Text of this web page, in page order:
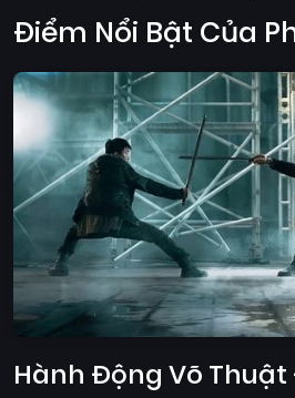
Điểm Nổi Bật Của
Hành Động Võ